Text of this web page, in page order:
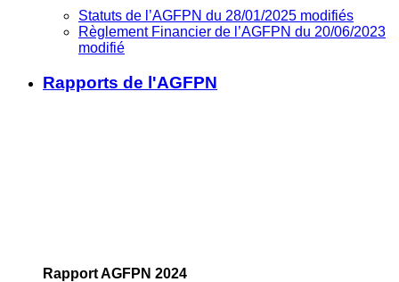
Statuts de l’AGFPN du 28/01/2025 modifiés
Règlement Financier de l’AGFPN du 20/06/2023
modifié
Rapports de l'AGFPN
Rapport AGFPN 2024